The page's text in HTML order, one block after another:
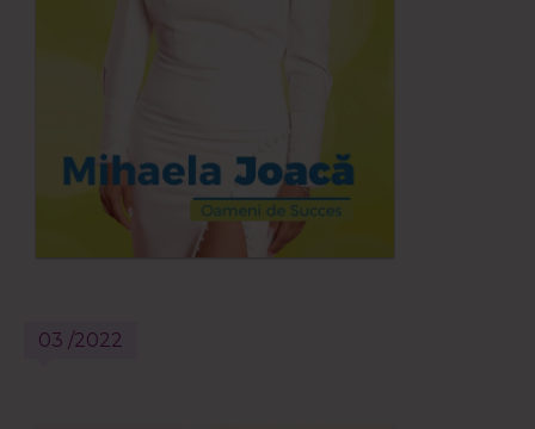
03 /2022